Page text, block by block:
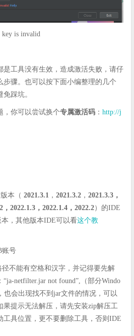
key is invalid
是工具没有生效，造成激活失败，请仔
步骤。也可以按下面小编整理的几个
踩坑。
，你可以尝试换个专属激活码 ： http://j
本（ 2021.3.1 ， 2021.3.2 ， 2021.3.3，
，2022.1.3，2022.1.4，2022.2）的IDE
，其他版本IDE可以看这个教
账号
不能有空格和汉字，并记得要先解
netfilter.jar not found”,（部分Windo
也会出现找不到jar文件的情况，可以
果提示无法解压，请先安装zip解压工
工具位置，更不要删除工具，否则IDE